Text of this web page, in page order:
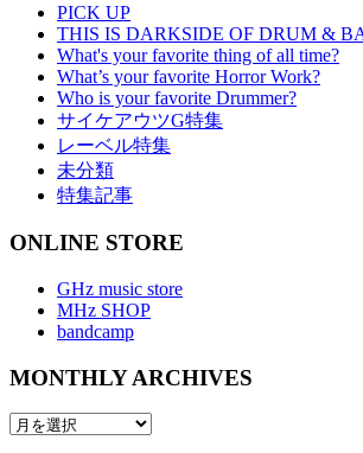
PICK UP
THIS IS DARKSIDE OF DRUM &
What's your favorite thing of all time?
What’s your favorite Horror Work?
Who is your favorite Drummer?
サイケアウツG特集
レーベル特集
未分類
特集記事
ONLINE STORE
GHz music store
MHz SHOP
bandcamp
MONTHLY ARCHIVES
MONTHLY